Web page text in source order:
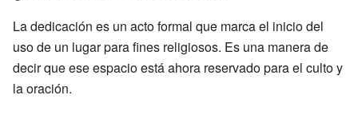
La dedicación es un acto formal que marca el inicio del
uso de un lugar para fines religiosos. Es una manera de
decir que ese espacio está ahora reservado para el culto y
la oración.